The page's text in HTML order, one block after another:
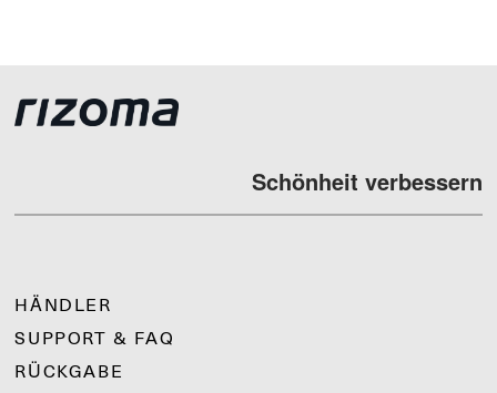
Schönheit verbessern
HÄNDLER
SUPPORT & FAQ
RÜCKGABE